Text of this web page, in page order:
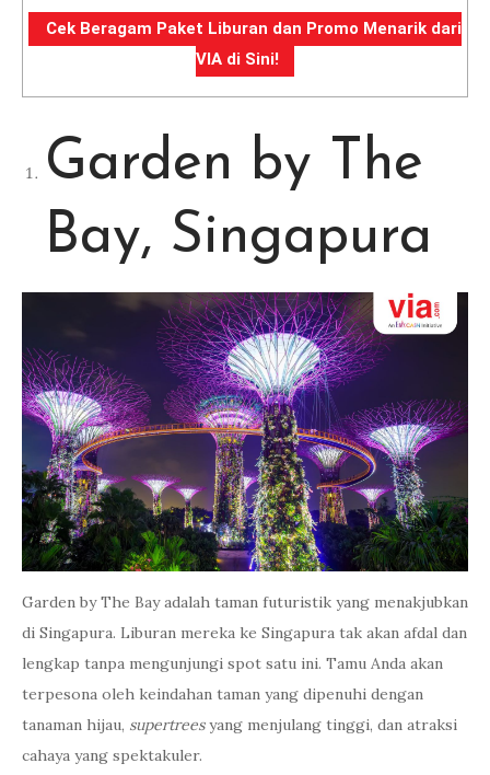
Cek Beragam Paket Liburan dan Promo Menarik dari
VIA di Sini!
Garden by The
Bay, Singapura
Garden by The Bay adalah taman futuristik yang menakjubkan
di Singapura. Liburan mereka ke Singapura tak akan afdal dan
lengkap tanpa mengunjungi spot satu ini. Tamu Anda akan
terpesona oleh keindahan taman yang dipenuhi dengan
tanaman hijau, supertreesyang menjulang tinggi, dan atraksi
cahaya yang spektakuler.